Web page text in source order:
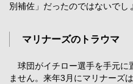
別補佐」だったのではないでし
マリナーズのトラウマ
球団がイチロー選手を手元に
ません。来年3月にマリナーズ